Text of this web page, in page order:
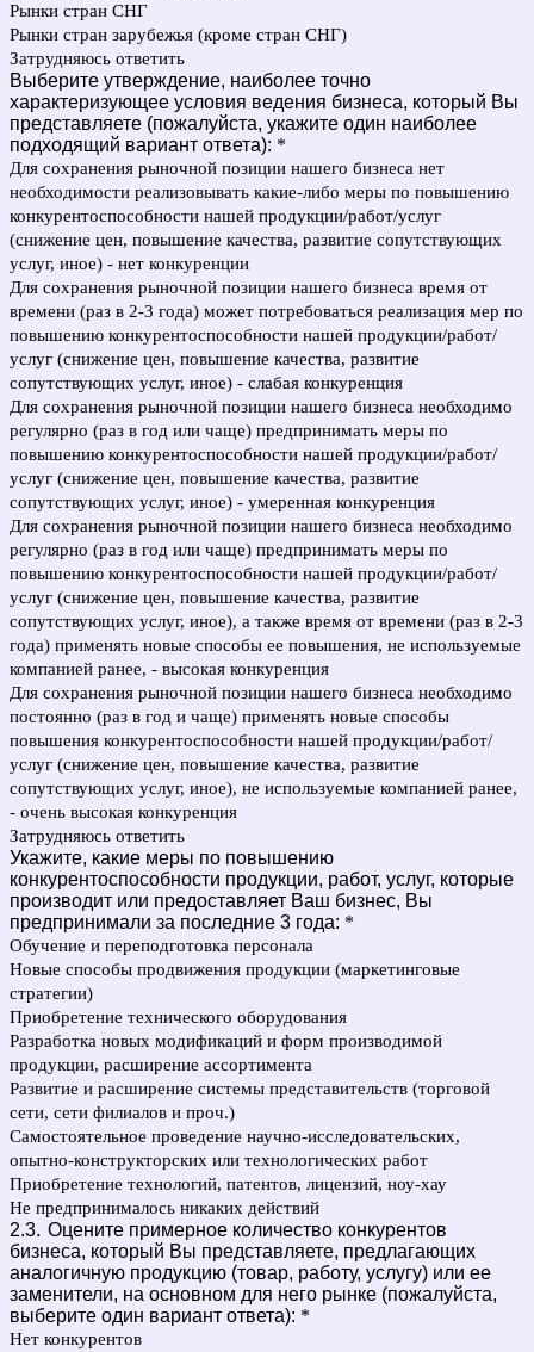
Рынки стран СНГ
Рынки стран зарубежья (кроме стран СНГ)
Затрудняюсь ответить
Выберите утверждение, наиболее точно
характеризующее условия ведения бизнеса, который Вы
представляете (пожалуйста, укажите один наиболее
подходящий вариант ответа): *
Для сохранения рыночной позиции нашего бизнеса нет
необходимости реализовывать какие-либо меры по повышению
конкурентоспособности нашей продукции/работ/услуг
(снижение цен, повышение качества, развитие сопутствующих
услуг, иное) - нет конкуренции
Для сохранения рыночной позиции нашего бизнеса время от
времени (раз в 2-3 года) может потребоваться реализация мер по
повышению конкурентоспособности нашей продукции/работ/
услуг (снижение цен, повышение качества, развитие
сопутствующих услуг, иное) - слабая конкуренция
Для сохранения рыночной позиции нашего бизнеса необходимо
регулярно (раз в год или чаще) предпринимать меры по
повышению конкурентоспособности нашей продукции/работ/
услуг (снижение цен, повышение качества, развитие
сопутствующих услуг, иное) - умеренная конкуренция
Для сохранения рыночной позиции нашего бизнеса необходимо
регулярно (раз в год или чаще) предпринимать меры по
повышению конкурентоспособности нашей продукции/работ/
услуг (снижение цен, повышение качества, развитие
сопутствующих услуг, иное), а также время от времени (раз в 2-3
года) применять новые способы ее повышения, не используемые
компанией ранее, - высокая конкуренция
Для сохранения рыночной позиции нашего бизнеса необходимо
постоянно (раз в год и чаще) применять новые способы
повышения конкурентоспособности нашей продукции/работ/
услуг (снижение цен, повышение качества, развитие
сопутствующих услуг, иное), не используемые компанией ранее,
- очень высокая конкуренция
Затрудняюсь ответить
Укажите, какие меры по повышению
конкурентоспособности продукции, работ, услуг, которые
производит или предоставляет Ваш бизнес, Вы
предпринимали за последние 3 года: *
Обучение и переподготовка персонала
Новые способы продвижения продукции (маркетинговые
стратегии)
Приобретение технического оборудования
Разработка новых модификаций и форм производимой
продукции, расширение ассортимента
Развитие и расширение системы представительств (торговой
сети, сети филиалов и проч.)
Самостоятельное проведение научно-исследовательских,
опытно-конструкторских или технологических работ
Приобретение технологий, патентов, лицензий, ноу-хау
Не предпринималось никаких действий
2.3. Оцените примерное количество конкурентов
бизнеса, который Вы представляете, предлагающих
аналогичную продукцию (товар, работу, услугу) или ее
заменители, на основном для него рынке (пожалуйста,
выберите один вариант ответа): *
Нет конкурентов